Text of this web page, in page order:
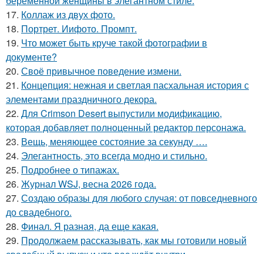
17. Коллаж из двух фото.
18. Портрет. Иифото. Промпт.
19. Что может быть круче такой фотографии в
документе?
20. Своё привычное поведение измени.
21. Концепция: нежная и светлая пасхальная история с
элементами праздничного декора.
22. Для Crimson Desert выпустили модификацию,
которая добавляет полноценный редактор персонажа.
23. Вещь, меняющее состояние за секунду ….
24. Элегантность, это всегда модно и стильно.
25. Подробнее о типажах.
26. Журнал WSJ, весна 2026 года.
27. Создаю образы для любого случая: от повседневного
до свадебного.
28. Финал. Я разная, да еще какая.
29. Продолжаем рассказывать, как мы готовили новый